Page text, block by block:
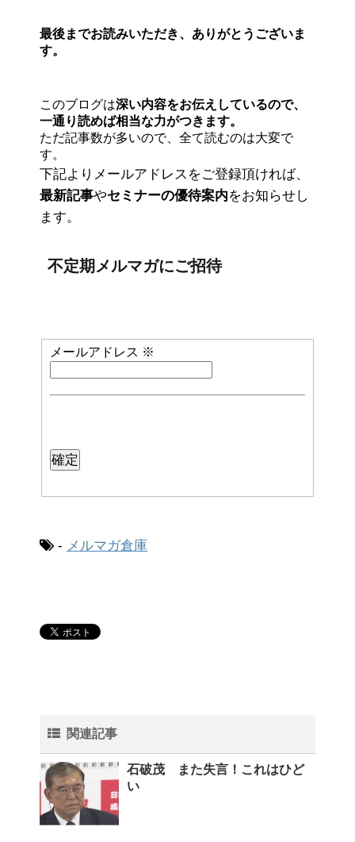
最後までお読みいただき、ありがとうございま
す。
このブログは深い内容をお伝えしているので、
一通り読めば相当な力がつきます。
ただ記事数が多いので、全て読むのは大変で
す。
下記よりメールアドレスをご登録頂ければ、
最新記事やセミナーの優待案内をお知らせし
ます。
不定期メルマガにご招待
メールアドレス ※
- メルマガ倉庫
関連記事
石破茂 また失言！これはひど
い